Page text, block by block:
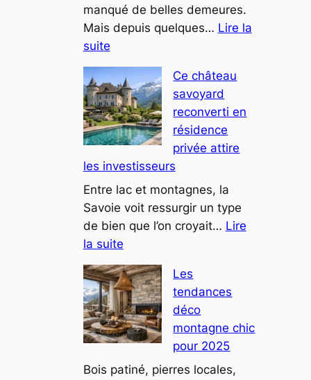
manqué de belles demeures.
Mais depuis quelques… Lire la
suite:
À
Thonon-
les-
Bains,
une
au
design
futuriste
attire
tous
les
regards
Ce château
savoyard
reconverti en
résidence
privée attire
les investisseurs
Entre lac et montagnes, la
Savoie voit ressurgir un type
de bien que l’on croyait… Lire
la suite:
Ce
château
savoyard
reconverti
en
résidence
privée
Les
tendances
déco
montagne chic
pour 2025
Bois patiné, pierres locales,